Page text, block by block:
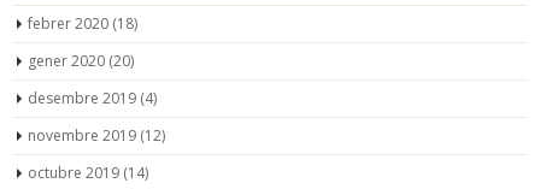
febrer 2020 (18)
gener 2020 (20)
desembre 2019 (4)
novembre 2019 (12)
octubre 2019 (14)